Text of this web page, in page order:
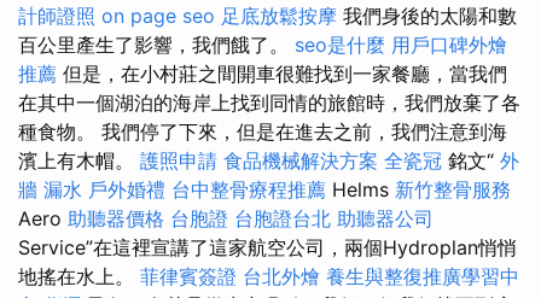
計師證照 on page seo 足底放鬆按摩 我們身後的太陽和數
百公里產生了影響，我們餓了。 seo是什麼 用戶口碑外燴
推薦 但是，在小村莊之間開車很難找到一家餐廳，當我們
在其中一個湖泊的海岸上找到同情的旅館時，我們放棄了各
種食物。 我們停了下來，但是在進去之前，我們注意到海
濱上有木帽。 護照申請 食品機械解決方案 全瓷冠 銘文“ 外
牆 漏水 戶外婚禮 台中整骨療程推薦 Helms 新竹整骨服務
Aero 助聽器價格 台胞證 台胞證台北 助聽器公司
Service”在這裡宣講了這家航空公司，兩個Hydroplan悄悄
地搖在水上。 菲律賓簽證 台北外燴 養生與整復推廣學習中